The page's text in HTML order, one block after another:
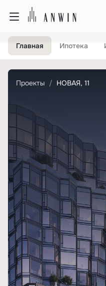
Главная Ипотека
Проекты НОВАЯ, 11